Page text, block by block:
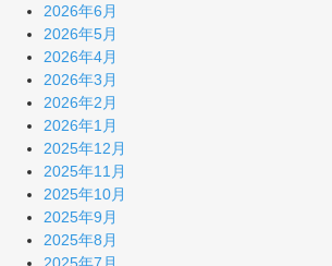
2026年6月
2026年5月
2026年4月
2026年3月
2026年2月
2026年1月
2025年12月
2025年11月
2025年10月
2025年9月
2025年8月